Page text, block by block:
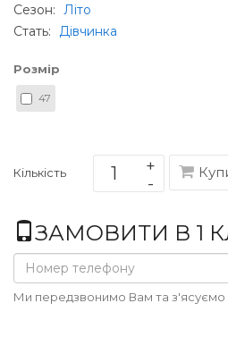
Сезон: Літо
Стать: Дівчинка
Розмір
47
Кількість
ЗАМОВИТИ В 1
Ми передзвонимо Вам та з'ясуємо